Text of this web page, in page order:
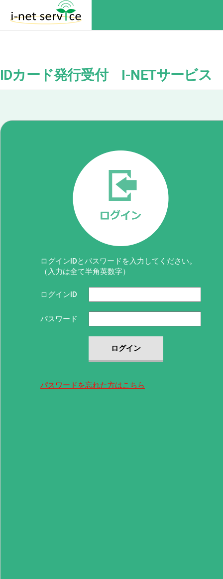
IDカード発行受付 I-NETサービス
ログインIDとパスワードを入力してください。
（入力は全て半角英数字）
ログインID
パスワード
ログイン
パスワードを忘れた方はこちら